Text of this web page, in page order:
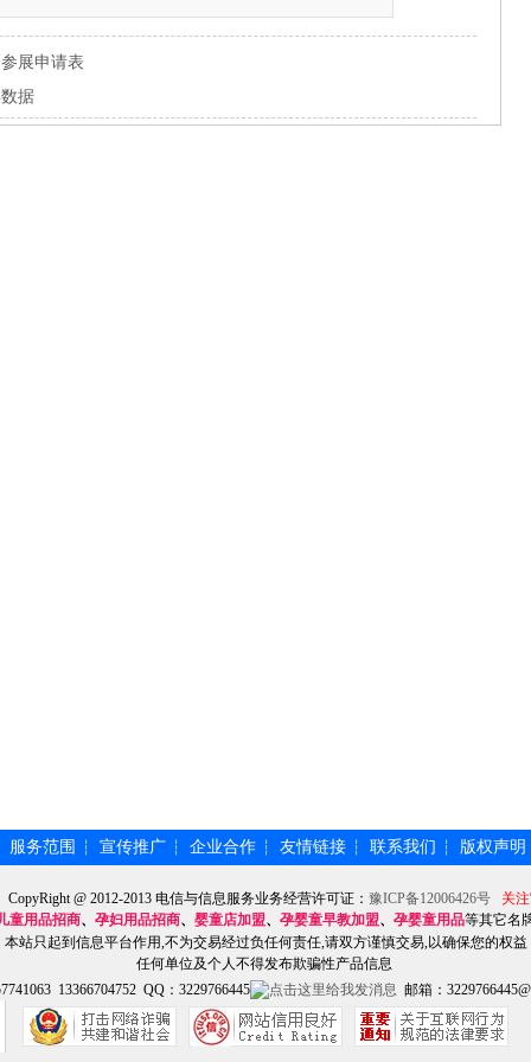
展申请表
据
服务范围 ┆ 宣传推广 ┆ 企业合作 ┆ 友情链接 ┆ 联系我们 ┆ 版权声明
CopyRight @ 2012-2013 电信与信息服务业务经营许可证： 豫ICP备12006426号
关
童用品招商、 孕妇用品招商、 婴童店加盟、 孕婴童早教加盟、 孕婴童用品等其它名
本站只起到信息平台作用,不为交易经过负任何责任,请双方谨慎交易,以确保您的权益
任何单位及个人不得发布欺骗性产品信息
13366704752 QQ：3229766445
邮箱：